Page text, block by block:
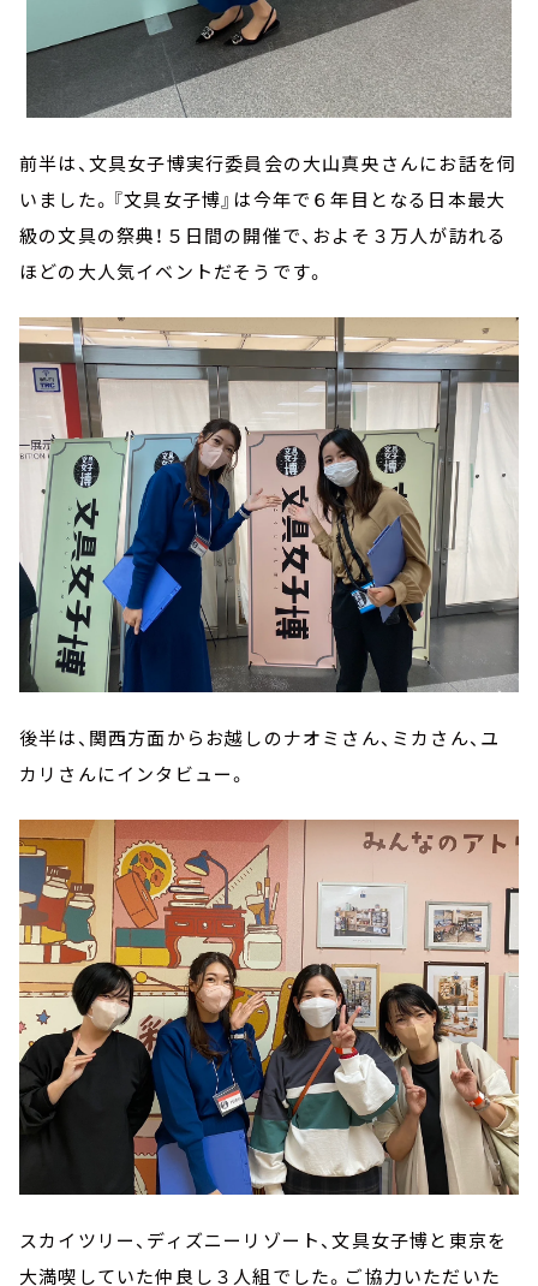
前半は、文具女子博実行委員会の大山真央さんにお話を伺
いました。『文具女子博』は今年で６年目となる日本最大
級の文具の祭典！５日間の開催で、およそ３万人が訪れる
ほどの大人気イベントだそうです。
後半は、関西方面からお越しのナオミさん、ミカさん、ユ
カリさんにインタビュー。
スカイツリー、ディズニーリゾート、文具女子博と東京を
大満喫していた仲良し３人組でした。ご協力いただいた